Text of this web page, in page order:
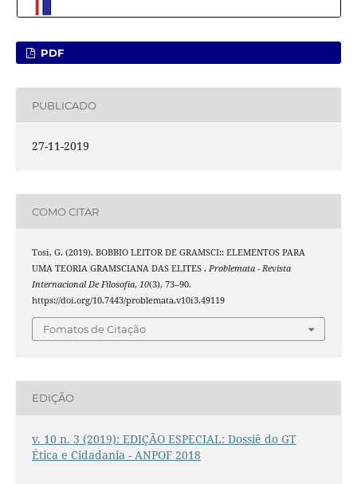
PDF
PUBLICADO
27-11-2019
COMO CITAR
Tosi, G. (2019). BOBBIO LEITOR DE GRAMSCI:: ELEMENTOS PARA
UMA TEORIA GRAMSCIANA DAS ELITES . Problemata - Revista
Internacional De Filosofia, 10(3), 73–90.
https://doi.org/10.7443/problemata.v10i3.49119
Fomatos de Citação
EDIÇÃO
v. 10 n. 3 (2019): EDIÇÃO ESPECIAL: Dossiê do GT
Ética e Cidadania - ANPOF 2018